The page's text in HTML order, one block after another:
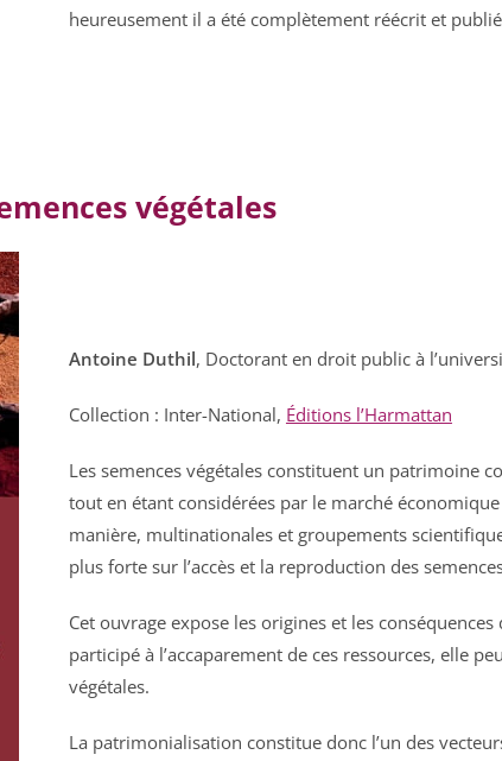
heureusement il a été complètement réécrit et
végétales
Antoine Duthil, Doctorant en droit public à
Collection : Inter-National, Éditions l’Harmattan
Les semences végétales constituent un patrimoine
tout en étant considérées par le marché
manière, multinationales et groupements
plus forte sur l’accès et la reproduction des
Cet ouvrage expose les origines et les
participé à l’accaparement de ces ressources, elle
végétales.
La patrimonialisation constitue donc l’un des